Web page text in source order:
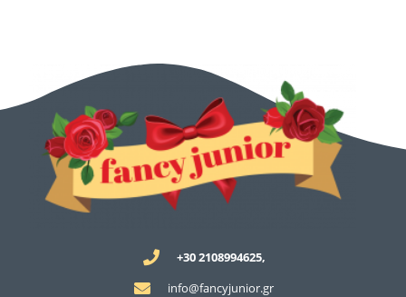
+30 2108994625,
info@fancyjunior.gr